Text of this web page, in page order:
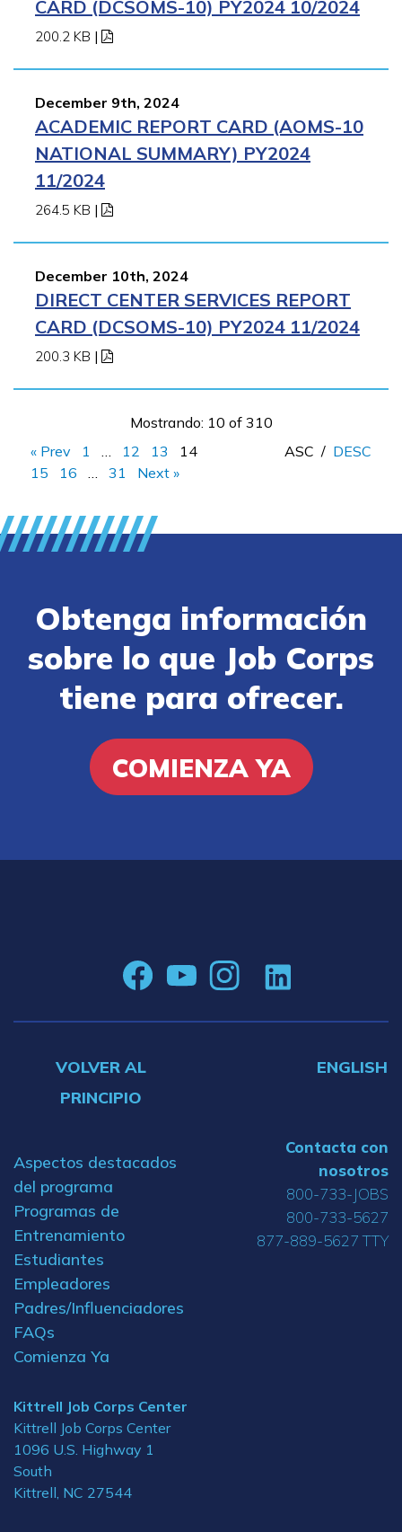
CARD (DCSOMS-10) PY2024 10/2024
200.2 KB |
December 9th, 2024
ACADEMIC REPORT CARD (AOMS-10
NATIONAL SUMMARY) PY2024
11/2024
264.5 KB |
December 10th, 2024
DIRECT CENTER SERVICES REPORT
CARD (DCSOMS-10) PY2024 11/2024
200.3 KB |
Mostrando: 10 of 310
« Prev
1 12 13
14
15
16 31 Next »
ASC / DESC
Obtenga información
sobre lo que Job Corps
tiene para ofrecer.
COMIENZA YA
VOLVER AL
PRINCIPIO
ENGLISH
Aspectos destacados
del programa
Programas de
Entrenamiento
Estudiantes
Empleadores
Padres/Influenciadores
FAQs
Comienza Ya
Kittrell Job Corps Center
Kittrell Job Corps Center
1096 U.S. Highway 1
South
Kittrell, NC 27544
Contacta con
nosotros
800-733-JOBS
800-733-5627
877-889-5627 TTY